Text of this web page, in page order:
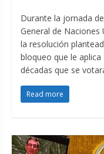
Durante la jornada
General de Naciones
la resolución
bloqueo que le aplica
décadas que se
Read more